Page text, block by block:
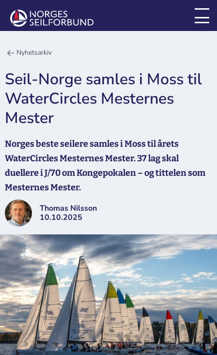
Nyhetsarkiv
Seil-Norge samles i Moss til
WaterCircles Mesternes
Mester
Norges beste seilere samles i Moss til årets
WaterCircles Mesternes Mester. 37 lag skal
duellere i J/70 om Kongepokalen – og tittelen som
Mesternes Mester.
Thomas Nilsson
10.10.2025